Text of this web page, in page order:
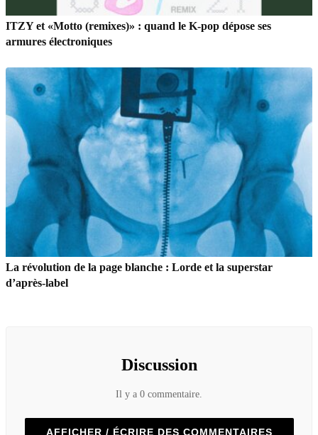
ITZY et «Motto (remixes)» : quand le K-pop dépose ses
armures électroniques
La révolution de la page blanche : Lorde et la superstar
d’après-label
Discussion
Il y a 0 commentaire.
AFFICHER / ÉCRIRE DES COMMENTAIRES